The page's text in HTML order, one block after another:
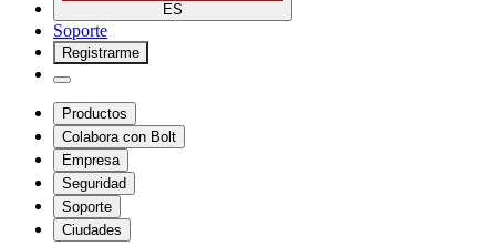
ES
Soporte
Registrarme
Productos
Colabora con Bolt
Empresa
Seguridad
Soporte
Ciudades